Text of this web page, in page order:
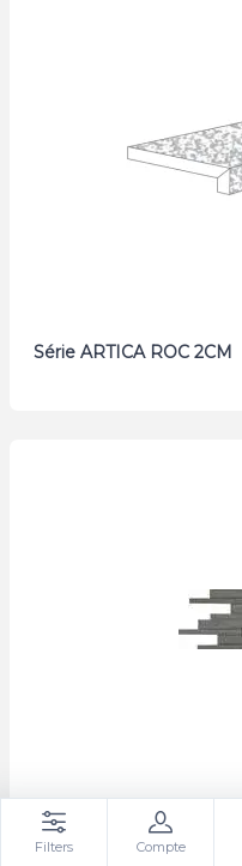
Série ARTICA ROC 2CM
Série KALEIDO
Filters Compte